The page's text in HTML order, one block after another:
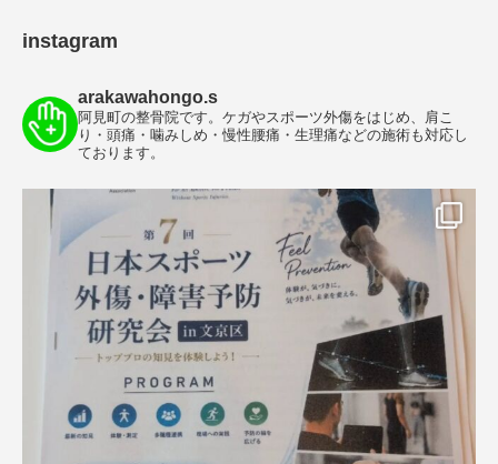
instagram
arakawahongo.s
阿見町の整骨院です。ケガやスポーツ外傷をはじめ、肩こ
り・頭痛・噛みしめ・慢性腰痛・生理痛などの施術も対応し
ております。